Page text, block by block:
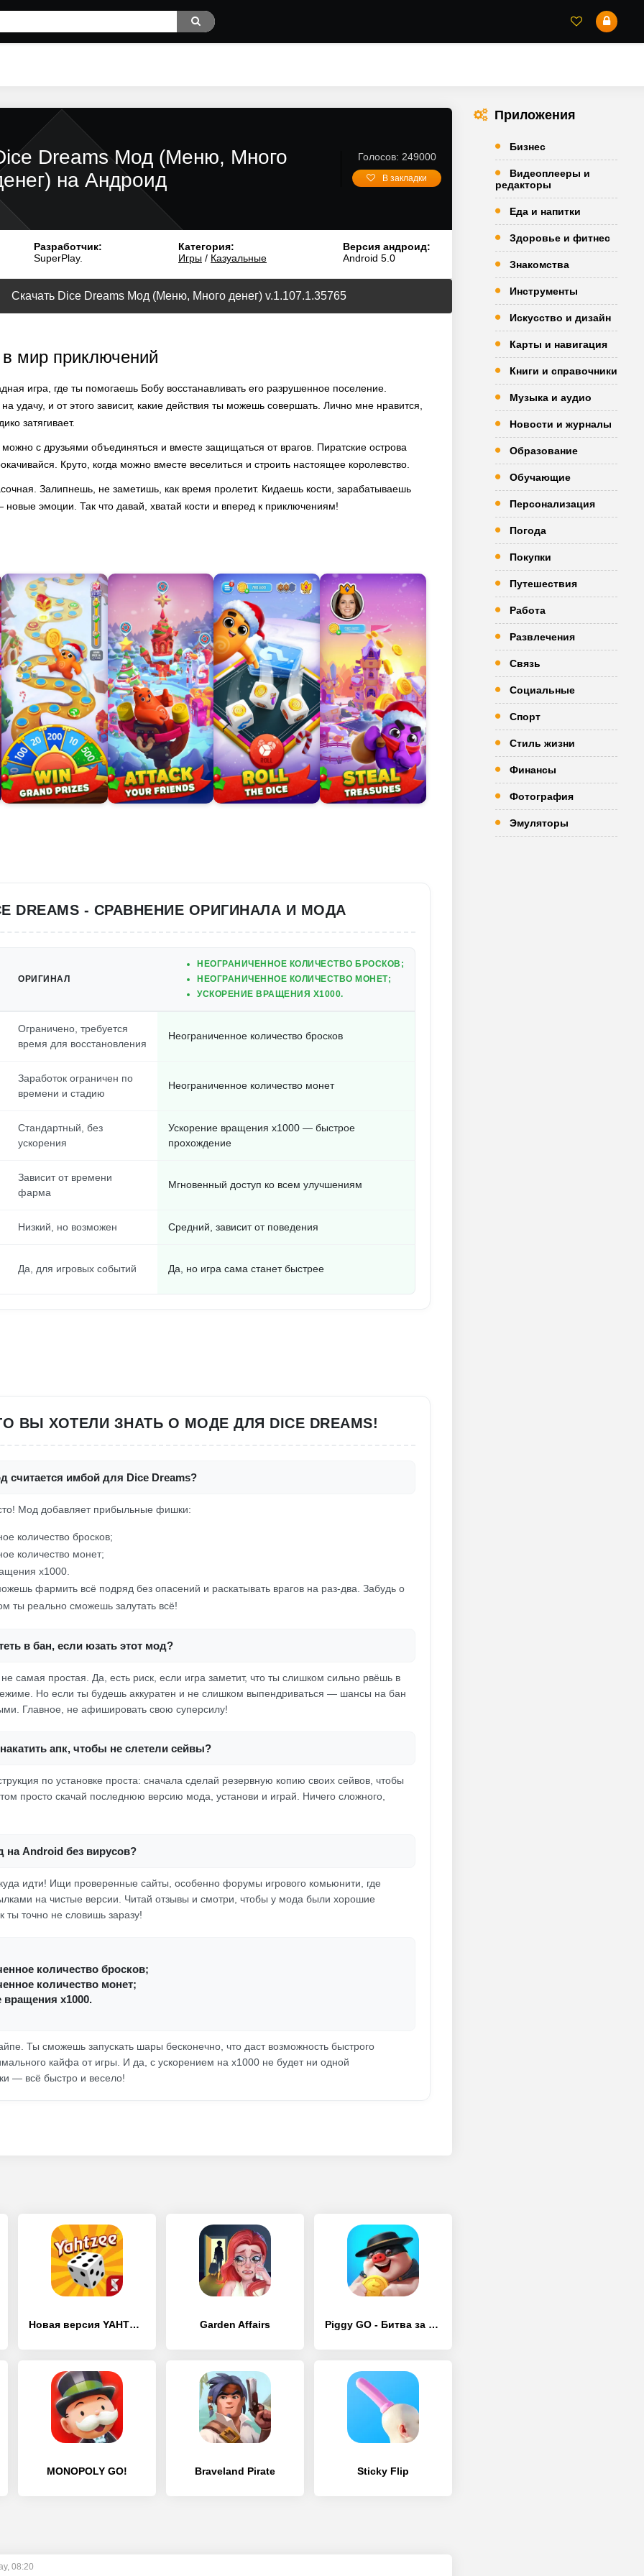
Dreams Мод (Меню, Много
на Андроид
Голосов: 249000
В закладки
Разработчик:
SuperPlay.
Категория:
Игры / Казуальные
Версия андроид:
Android 5.0
Скачать Dice Dreams Мод (Меню, Много денег) v.1.107.1.35765
мир приключений
игра, где ты помогаешь Бобу восстанавливать его разрушенное поселение.
удачу, и от этого зависит, какие действия ты можешь совершать. Лично мне нравится,
затягивает.
с друзьями объединяться и вместе защищаться от врагов. Пиратские острова
Круто, когда можно вместе веселиться и строить настоящее королевство.
Залипнешь, не заметишь, как время пролетит. Кидаешь кости, зарабатываешь
эмоции. Так что давай, хватай кости и вперед к приключениям!
DREAMS - СРАВНЕНИЕ ОРИГИНАЛА И МОДА
ОРИГИНАЛ
НЕОГРАНИЧЕННОЕ КОЛИЧЕСТВО БРОСКОВ;
НЕОГРАНИЧЕННОЕ КОЛИЧЕСТВО МОНЕТ;
УСКОРЕНИЕ ВРАЩЕНИЯ X1000.
Ограничено, требуется
время для восстановления
Неограниченное количество бросков
Заработок ограничен по
времени и стадию
Неограниченное количество монет
Стандартный, без
ускорения
Ускорение вращения x1000 — быстрое
прохождение
Зависит от времени
фарма
Мгновенный доступ ко всем улучшениям
Низкий, но возможен Средний, зависит от поведения
Да, для игровых событий Да, но игра сама станет быстрее
ВЫ ХОТЕЛИ ЗНАТЬ О МОДЕ ДЛЯ DICE DREAMS!
считается имбой для Dice Dreams?
Мод добавляет прибыльные фишки:
количество бросков;
количество монет;
x1000.
фармить всё подряд без опасений и раскатывать врагов на раз-два. Забудь о
ты реально сможешь залутать всё!
в бан, если юзать этот мод?
самая простая. Да, есть риск, если игра заметит, что ты слишком сильно рвёшь в
Но если ты будешь аккуратен и не слишком выпендриваться — шансы на бан
Главное, не афишировать свою суперсилу!
апк, чтобы не слетели сейвы?
по установке проста: сначала сделай резервную копию своих сейвов, чтобы
просто скачай последнюю версию мода, установи и играй. Ничего сложного,
на Android без вирусов?
идти! Ищи проверенные сайты, особенно форумы игрового комьюнити, где
на чистые версии. Читай отзывы и смотри, чтобы у мода были хорошие
ты точно не словишь заразу!
количество бросков;
количество монет;
вращения x1000.
Ты сможешь запускать шары бесконечно, что даст возможность быстрого
кайфа от игры. И да, с ускорением на х1000 не будет ни одной
— всё быстро и весело!
Новая версия YAHTZEE with Buddies Garden Affairs Piggy GO - Битва за Монеты
MONOPOLY GO! Braveland Pirate Sticky Flip
08:20
Приложения
Бизнес
Видеоплееры и
редакторы
Еда и напитки
Здоровье и фитнес
Знакомства
Инструменты
Искусство и дизайн
Карты и навигация
Книги и справочники
Музыка и аудио
Новости и журналы
Образование
Обучающие
Персонализация
Погода
Покупки
Путешествия
Работа
Развлечения
Связь
Социальные
Спорт
Стиль жизни
Финансы
Фотография
Эмуляторы